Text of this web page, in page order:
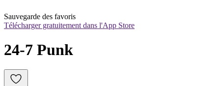
Sauvegarde des favoris
Télécharger gratuitement dans l'App Store
24-7 Punk